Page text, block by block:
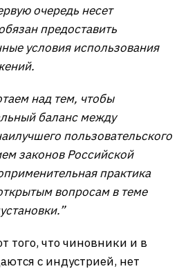
очередь несет
предоставить
условия использования
над тем, чтобы
баланс между
пользовательского
законов Российской
практика
вопросам в теме
того, что чиновники и в
с индустрией, нет